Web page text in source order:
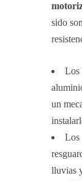
sido
Los
un
Los
lluvias